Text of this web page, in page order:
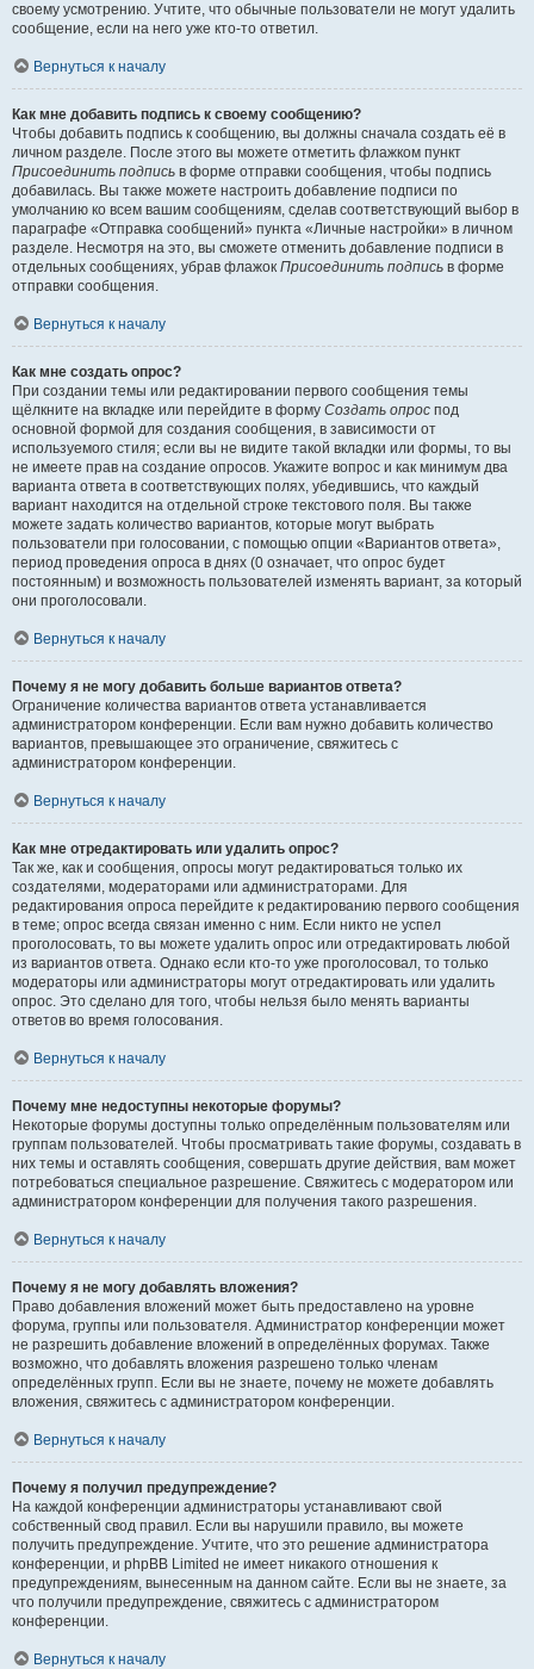
своему усмотрению. Учтите, что обычные пользователи не могут удалить
сообщение, если на него уже кто-то ответил.
Вернуться к началу
Как мне добавить подпись к своему сообщению?
Чтобы добавить подпись к сообщению, вы должны сначала создать её в
личном разделе. После этого вы можете отметить флажком пункт
Присоединить подпись в форме отправки сообщения, чтобы подпись
добавилась. Вы также можете настроить добавление подписи по
умолчанию ко всем вашим сообщениям, сделав соответствующий выбор в
параграфе «Отправка сообщений» пункта «Личные настройки» в личном
разделе. Несмотря на это, вы сможете отменить добавление подписи в
отдельных сообщениях, убрав флажок Присоединить подпись в форме
отправки сообщения.
Вернуться к началу
Как мне создать опрос?
При создании темы или редактировании первого сообщения темы
щёлкните на вкладке или перейдите в форму Создать опрос под
основной формой для создания сообщения, в зависимости от
используемого стиля; если вы не видите такой вкладки или формы, то вы
не имеете прав на создание опросов. Укажите вопрос и как минимум два
варианта ответа в соответствующих полях, убедившись, что каждый
вариант находится на отдельной строке текстового поля. Вы также
можете задать количество вариантов, которые могут выбрать
пользователи при голосовании, с помощью опции «Вариантов ответа»,
период проведения опроса в днях (0 означает, что опрос будет
постоянным) и возможность пользователей изменять вариант, за который
они проголосовали.
Вернуться к началу
Почему я не могу добавить больше вариантов ответа?
Ограничение количества вариантов ответа устанавливается
администратором конференции. Если вам нужно добавить количество
вариантов, превышающее это ограничение, свяжитесь с
администратором конференции.
Вернуться к началу
Как мне отредактировать или удалить опрос?
Так же, как и сообщения, опросы могут редактироваться только их
создателями, модераторами или администраторами. Для
редактирования опроса перейдите к редактированию первого сообщения
в теме; опрос всегда связан именно с ним. Если никто не успел
проголосовать, то вы можете удалить опрос или отредактировать любой
из вариантов ответа. Однако если кто-то уже проголосовал, то только
модераторы или администраторы могут отредактировать или удалить
опрос. Это сделано для того, чтобы нельзя было менять варианты
ответов во время голосования.
Вернуться к началу
Почему мне недоступны некоторые форумы?
Некоторые форумы доступны только определённым пользователям или
группам пользователей. Чтобы просматривать такие форумы, создавать в
них темы и оставлять сообщения, совершать другие действия, вам может
потребоваться специальное разрешение. Свяжитесь с модератором или
администратором конференции для получения такого разрешения.
Вернуться к началу
Почему я не могу добавлять вложения?
Право добавления вложений может быть предоставлено на уровне
форума, группы или пользователя. Администратор конференции может
не разрешить добавление вложений в определённых форумах. Также
возможно, что добавлять вложения разрешено только членам
определённых групп. Если вы не знаете, почему не можете добавлять
вложения, свяжитесь с администратором конференции.
Вернуться к началу
Почему я получил предупреждение?
На каждой конференции администраторы устанавливают свой
собственный свод правил. Если вы нарушили правило, вы можете
получить предупреждение. Учтите, что это решение администратора
конференции, и phpBB Limited не имеет никакого отношения к
предупреждениям, вынесенным на данном сайте. Если вы не знаете, за
что получили предупреждение, свяжитесь с администратором
конференции.
Вернуться к началу